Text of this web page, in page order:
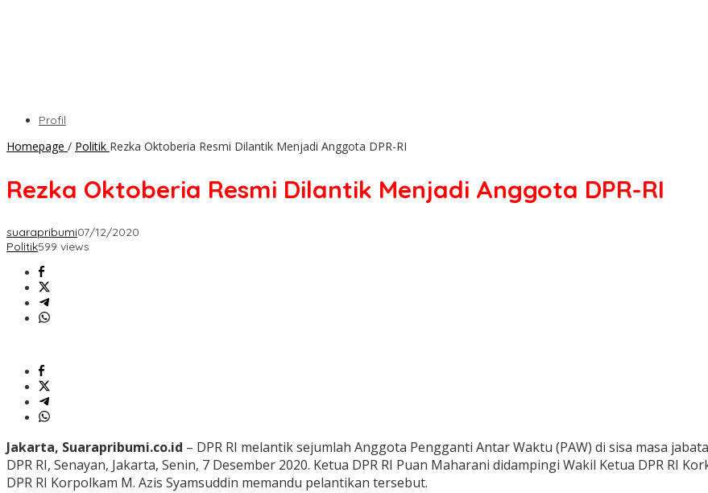
Profil
Homepage / Politik Rezka Oktoberia Resmi Dilantik Menjadi Anggota DPR-RI
Rezka Oktoberia Resmi Dilantik Menjadi Anggota DPR-RI
suarapribumi07/12/2020
Politik599 views
Jakarta, Suarapribumi.co.id – DPR RI melantik sejumlah Anggota Pengganti Antar Waktu (PAW) di sisa masa
DPR RI, Senayan, Jakarta, Senin, 7 Desember 2020. Ketua DPR RI Puan Maharani didampingi Wakil Ketua DPR RI
DPR RI Korpolkam M. Azis Syamsuddin memandu pelantikan tersebut.